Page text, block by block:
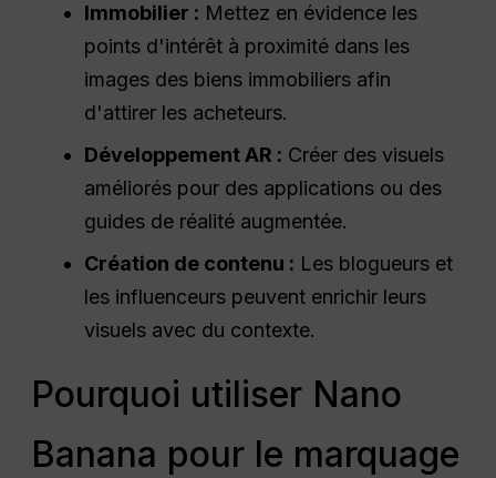
Immobilier : Mettez en évidence les
points d'intérêt à proximité dans les
images des biens immobiliers afin
d'attirer les acheteurs.
Développement AR : Créer des visuels
améliorés pour des applications ou des
guides de réalité augmentée.
Création de contenu : Les blogueurs et
les influenceurs peuvent enrichir leurs
visuels avec du contexte.
Pourquoi utiliser Nano
Banana pour le marquage